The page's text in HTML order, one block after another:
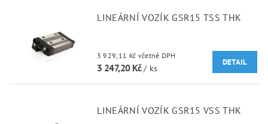
LINEÁRNÍ VOZÍK GSR15 TSS THK
3 929,11 Kč včetně DPH
3 247,20 Kč/ ks
DETAIL
LINEÁRNÍ VOZÍK GSR15 VSS THK